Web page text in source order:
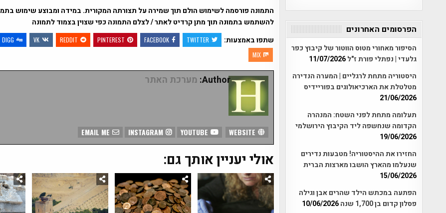
התמונה פורסמה לשימוש הולם תוך שמירה על תצורתה המקורית. במידה ומבוצע שימוש
להשתמש בתמונה תוך מתן קרדיט לאתר / לצלם התמונה כפי שצוין בצמוד לתמונה
שתפו באמצעות:
TWITTER
FACEBOOK
PINTEREST
REDDIT
VK
DIGG
MIX
Author: מערכת האתר
INSTAGRAM
אולי יעניין אותך גם:
הפרסומים האחרונים
הסיפור מאחורי מטוס הווטור של קיבוץ כפר
גלעדי | נפתלי פורת ז"ל11/07/2026
היסטוריה מתחת לרגליים | המערה הנדירה
מטלטלת את הארכיאולוגים בפוריידיס
21/06/2026
תעלומה מתחת לפני השטח: המנהרה
הקדומה שנחשפה ליד הקיבוץ הירושלמי
19/06/2026
החזירו את ההיסטוריה! מטבעות נדירים
שנעלמו מהארץ הושבו מארצות הברית
15/06/2026
הפתעה במכתש הילד שהרים אבן וגילה
פסלון קדום בן 1,700 שנה
10/06/2026